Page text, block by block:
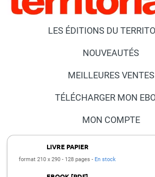
LIVRE PAPIER
format 210 x 290 128 pages En stock
LES ÉDITIONS DU
NOUVEAUTÉS
MEILLEURES VENTES
TÉLÉCHARGER MON
MON COMPTE
FAQ